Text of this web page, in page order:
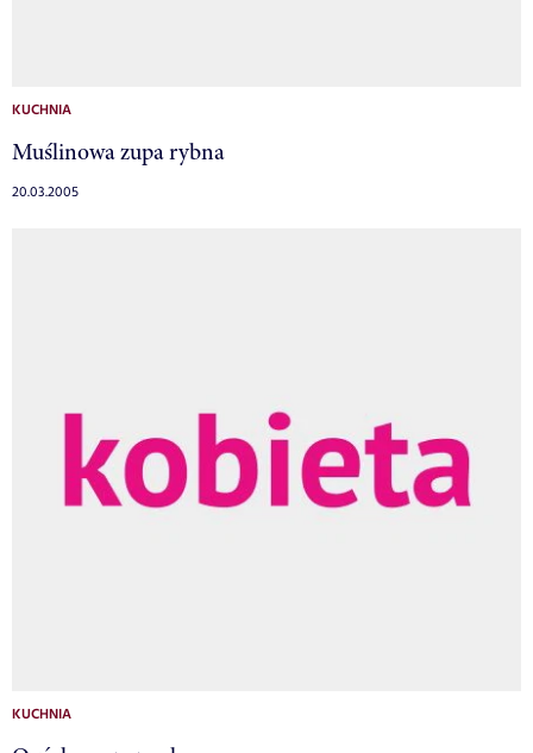
KUCHNIA
Muślinowa zupa rybna
20.03.2005
KUCHNIA